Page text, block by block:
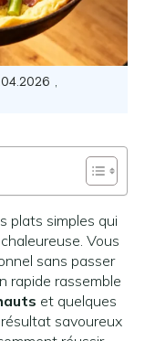
,
plats simples qui
Vous
sans passer
rapide rassemble
et quelques
savoureux